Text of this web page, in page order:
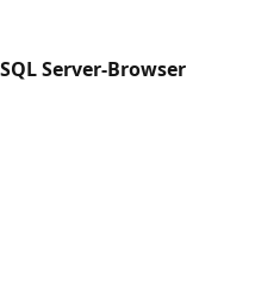
SQL Server-Browser